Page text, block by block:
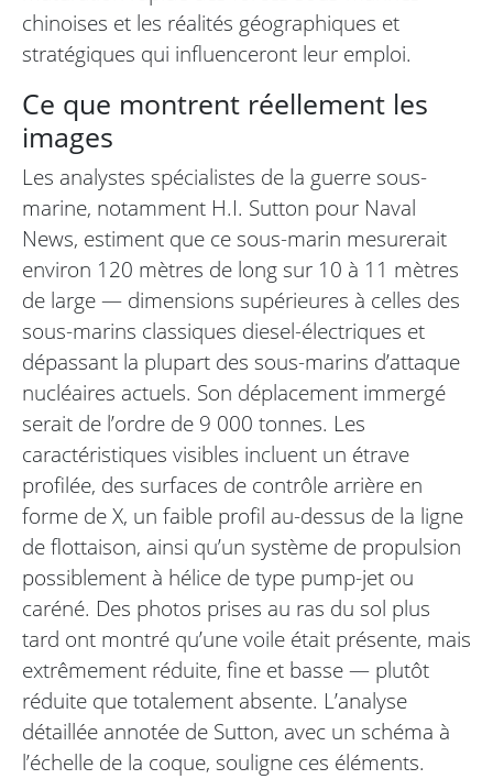
chinoises et les réalités géographiques et
stratégiques qui influenceront leur emploi.
Ce que montrent réellement les
images
Les analystes spécialistes de la guerre sous-
marine, notamment H.I. Sutton pour Naval
News, estiment que ce sous-marin mesurerait
environ 120 mètres de long sur 10 à 11 mètres
de large — dimensions supérieures à celles des
sous-marins classiques diesel-électriques et
dépassant la plupart des sous-marins d’attaque
nucléaires actuels. Son déplacement immergé
serait de l’ordre de 9 000 tonnes. Les
caractéristiques visibles incluent un étrave
profilée, des surfaces de contrôle arrière en
forme de X, un faible profil au-dessus de la ligne
de flottaison, ainsi qu’un système de propulsion
possiblement à hélice de type pump-jet ou
caréné. Des photos prises au ras du sol plus
tard ont montré qu’une voile était présente, mais
extrêmement réduite, fine et basse — plutôt
réduite que totalement absente. L’analyse
détaillée annotée de Sutton, avec un schéma à
l’échelle de la coque, souligne ces éléments.